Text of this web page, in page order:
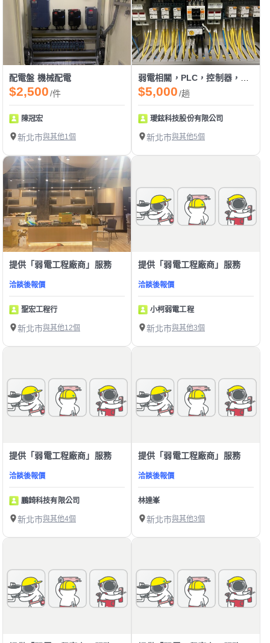
配電盤 機械配電
$2,500/件
陳冠宏
新北市與其他1個
$5,000/趟
璦鉉科技股份有限公司
新北市與其他5個
提供「弱電工程廠商」服務
洽談後報價
聖宏工程行
新北市與其他12個
提供「弱電工程廠商」服務
洽談後報價
小柯弱電工程
新北市與其他3個
提供「弱電工程廠商」服務
洽談後報價
鵬錡科技有限公司
新北市與其他4個
提供「弱電工程廠商」服務
洽談後報價
林達峯
新北市與其他3個